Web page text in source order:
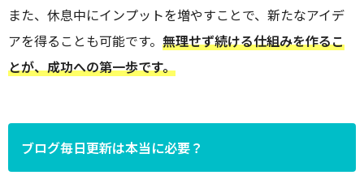
また、休息中にインプットを増やすことで、新たなアイデ
アを得ることも可能です。 無理せず続ける仕組みを作るこ
とが、成功への第一歩です。
ブログ毎日更新は本当に必要？